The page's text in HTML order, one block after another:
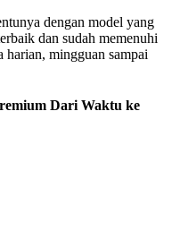
dengan model yang
dan sudah memenuhi
harian, mingguan sampai
Dari Waktu ke